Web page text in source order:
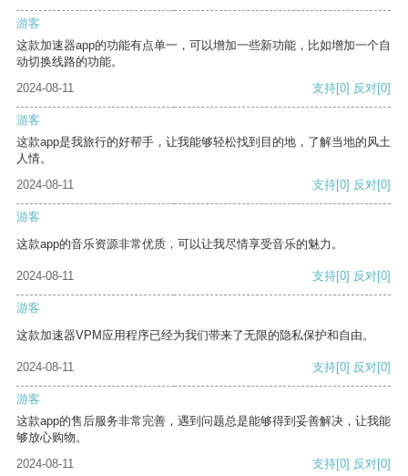
游客
这款加速器app的功能有点单一，可以增加一些新功能，比如增加一个自
动切换线路的功能。
2024-08-11
支持[0] 反对[0]
游客
这款app是我旅行的好帮手，让我能够轻松找到目的地，了解当地的风土
人情。
2024-08-11
支持[0] 反对[0]
游客
这款app的音乐资源非常优质，可以让我尽情享受音乐的魅力。
2024-08-11 支持[0] 反对[0]
游客
这款加速器VPM应用程序已经为我们带来了无限的隐私保护和自由。
2024-08-11 支持[0] 反对[0]
游客
这款app的售后服务非常完善，遇到问题总是能够得到妥善解决，让我能
够放心购物。
2024-08-11
支持[0] 反对[0]